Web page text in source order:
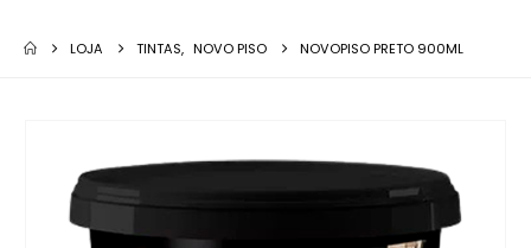
LOJA TINTAS, NOVO PISO NOVOPISO PRETO 900ML